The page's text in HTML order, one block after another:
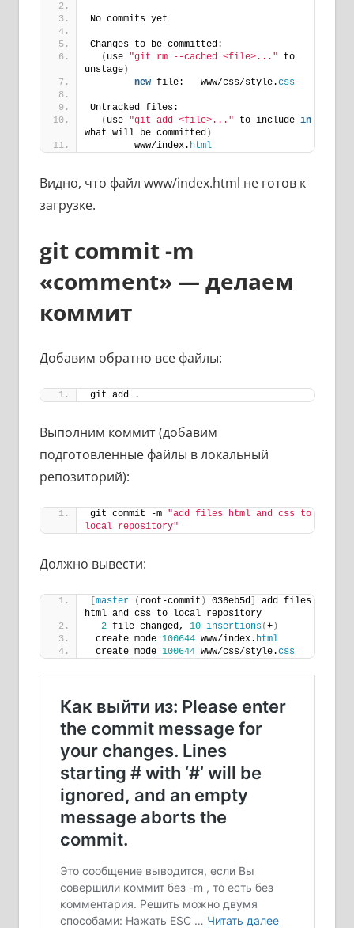
No commits yet
Changes to be committed:
( use "git rm --cached <file>..." to
unstage)
new file:   www/css/style.css
Untracked files:
( use "git add <file>..." to include in
what will be committed)
        www/index.
html
Видно, что файл www/index.html не готов к
загрузке.
git commit -m
«comment» — делаем
коммит
Добавим обратно все файлы:
git add .
Выполним коммит (добавим
подготовленные файлы в локальный
репозиторий):
git commit -m "add files html and css to
local repository"
Должно вывести:
master ( root-commit ) 036eb5d]
add files
html and css to local repository
2 file changed, 10 insertions(+)
create mode 100644 www/index. html
create mode 100644 www/css/style.css